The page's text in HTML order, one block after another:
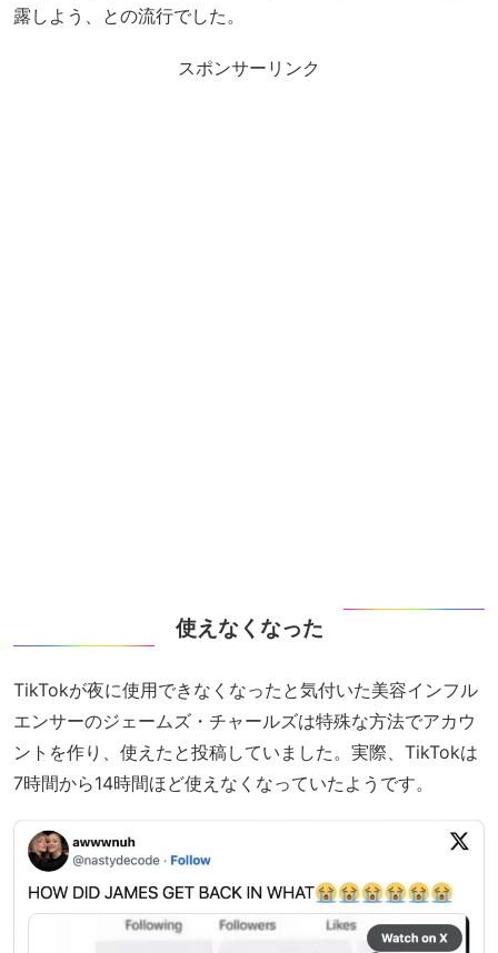
露しよう、との流行でした。
スポンサーリンク
使えなくなった
TikTokが夜に使用できなくなったと気付いた美容インフル
エンサーのジェームズ・チャールズは特殊な方法でアカウ
ントを作り、使えたと投稿していました。実際、TikTokは
7時間から14時間ほど使えなくなっていたようです。